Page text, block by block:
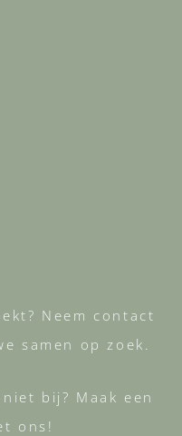
Neem contact
samen op zoek.
bij? Maak een
ons!